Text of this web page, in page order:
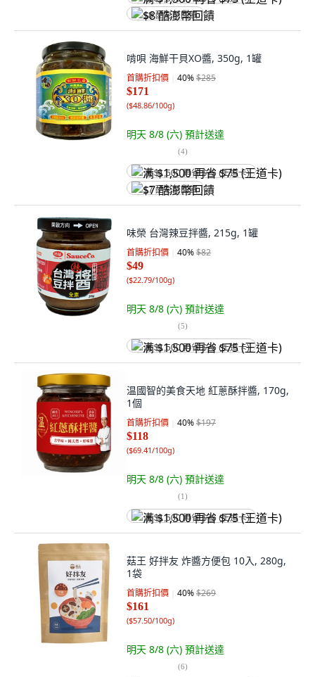
$8 酷澎幣回饋
啃唄 海鮮干貝XO醬, 350g, 1罐
首購折扣價 40%$285
$171
($48.86/100g)
明天 8/8 (六) 預計送達
(4)
满 $1,500 再省 $75 (王道卡)
$7 酷澎幣回饋
味榮 台灣辣豆拌醬, 215g, 1罐
首購折扣價 40%$82
$49
($22.79/100g)
明天 8/8 (六) 預計送達
(5)
满 $1,500 再省 $75 (王道卡)
温國智的美食天地 紅蔥酥拌醬, 170g,
1個
首購折扣價 40%$197
$118
($69.41/100g)
明天 8/8 (六) 預計送達
(1)
满 $1,500 再省 $75 (王道卡)
菇王 好拌友 炸醬方便包 10入, 280g,
1袋
首購折扣價 40%$269
$161
($57.50/100g)
明天 8/8 (六) 預計送達
(6)